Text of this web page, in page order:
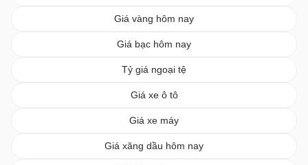
Giá vàng hôm nay
Giá bạc hôm nay
Tỷ giá ngoại tệ
Giá xe ô tô
Giá xe máy
Giá xăng dầu hôm nay